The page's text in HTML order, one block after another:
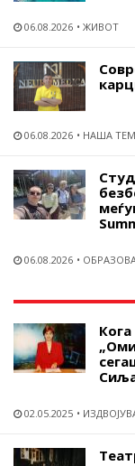
06.08.2026 ЖИВОТ
06.08.2026 НАША
06.08.2026
02.05.2025